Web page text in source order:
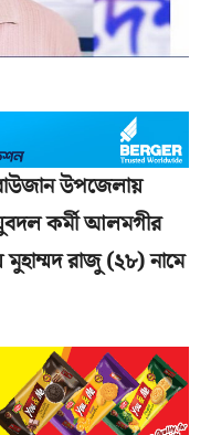
রাউজান উপজেলায়
কর্মী আলমগীর
রাজু (২৮) নামে